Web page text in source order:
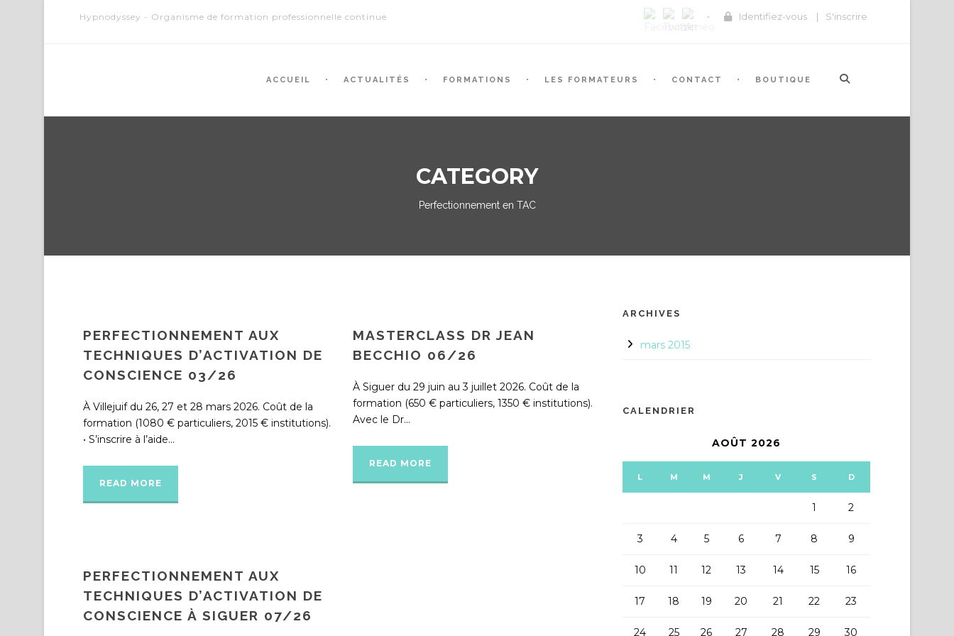
Hypnodyssey - Organisme de formation professionnelle continue Identifiez-vous | S'inscrire
ACCUEIL ACTUALITÉS FORMATIONS LES FORMATEURS CONTACT BOUTIQUE
CATEGORY
Perfectionnement en TAC
PERFECTIONNEMENT AUX
TECHNIQUES D’ACTIVATION DE
CONSCIENCE 03/26
À Villejuif du 26, 27 et 28 mars 2026. Coût de la
formation (1080 € particuliers, 2015 € institutions).
• S’inscrire à l’aide...
READ MORE
MASTERCLASS DR JEAN
BECCHIO 06/26
À Siguer du 29 juin au 3 juillet 2026. Coût de la
formation (650 € particuliers, 1350 € institutions).
Avec le Dr...
READ MORE
PERFECTIONNEMENT AUX
TECHNIQUES D’ACTIVATION DE
CONSCIENCE À SIGUER 07/26
ARCHIVES
mars 2015
CALENDRIER
AOÛT 2026
L M M J V S D
1 2
3 4 5 6 7 8 9
10 11 12 13 14 15 16
17 18 19 20 21 22 23
24 25 26 27 28 29 30